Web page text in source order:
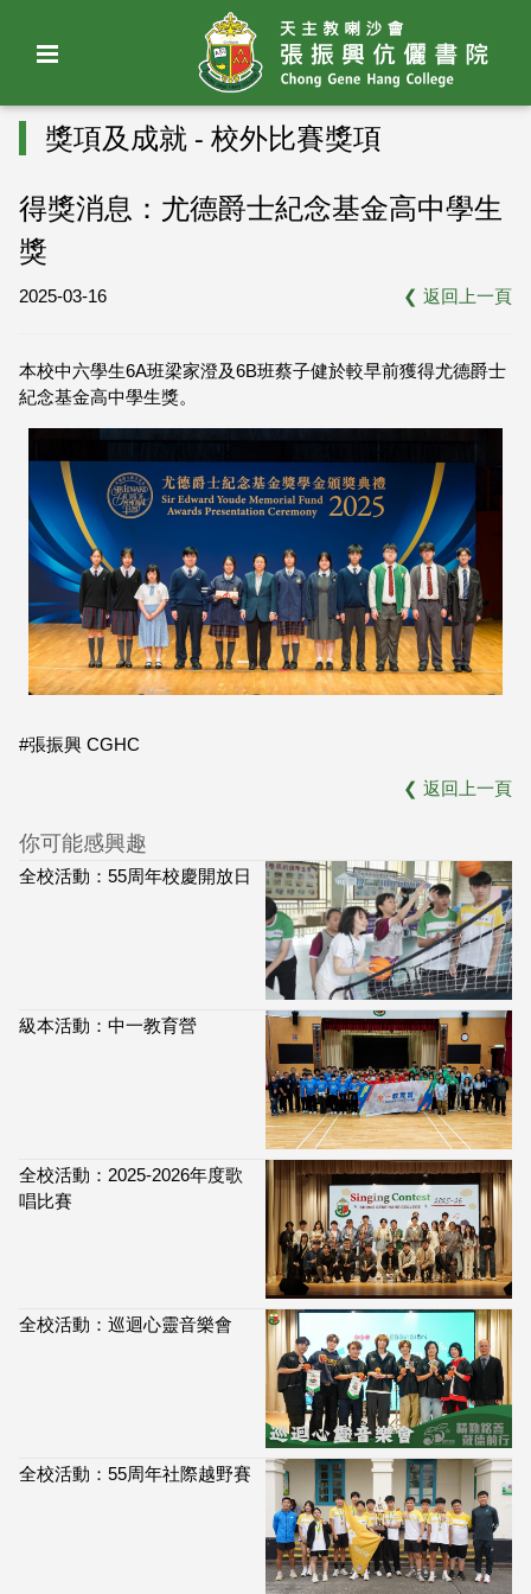
獎項及成就 - 校外比賽獎項
得獎消息：尤德爵士紀念基金高中學生
獎
2025-03-16 ❮ 返回上一頁
本校中六學生6A班梁家澄及6B班蔡子健於較早前獲得尤德爵士
紀念基金高中學生獎。
#張振興 CGHC
❮ 返回上一頁
你可能感興趣
全校活動：55周年校慶開放日
級本活動：中一教育營
全校活動：2025-2026年度歌
唱比賽
全校活動：巡迴心靈音樂會
全校活動：55周年社際越野賽